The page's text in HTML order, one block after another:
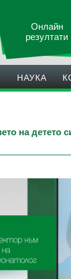
Онлайн
резултати
НАУКА
на детето